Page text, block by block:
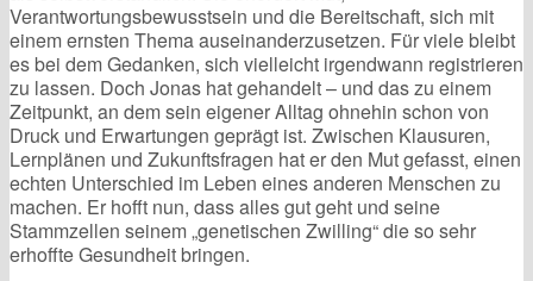
Verantwortungsbewusstsein und die Bereitschaft, sich mit
einem ernsten Thema auseinanderzusetzen. Für viele bleibt
es bei dem Gedanken, sich vielleicht irgendwann registrieren
zu lassen. Doch Jonas hat gehandelt – und das zu einem
Zeitpunkt, an dem sein eigener Alltag ohnehin schon von
Druck und Erwartungen geprägt ist. Zwischen Klausuren,
Lernplänen und Zukunftsfragen hat er den Mut gefasst, einen
echten Unterschied im Leben eines anderen Menschen zu
machen. Er hofft nun, dass alles gut geht und seine
Stammzellen seinem „genetischen Zwilling“ die so sehr
erhoffte Gesundheit bringen.